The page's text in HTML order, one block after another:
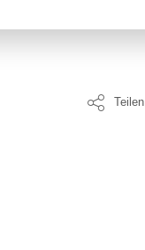
Teilen